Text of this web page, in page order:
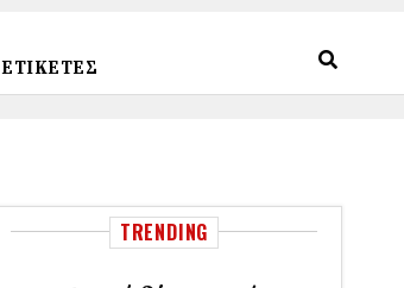
ΕΤΙΚΕΤΕΣ
TRENDING